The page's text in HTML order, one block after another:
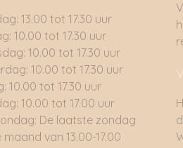
13.00 tot 17.30 uur
10.00 tot 17.30 uur
10.00 tot 17.30 uur
10.00 tot 17.30 uur
10.00 tot 17.30 uur
10.00 tot 17.00 uur
De laatste zondag
van 13.00-17.00